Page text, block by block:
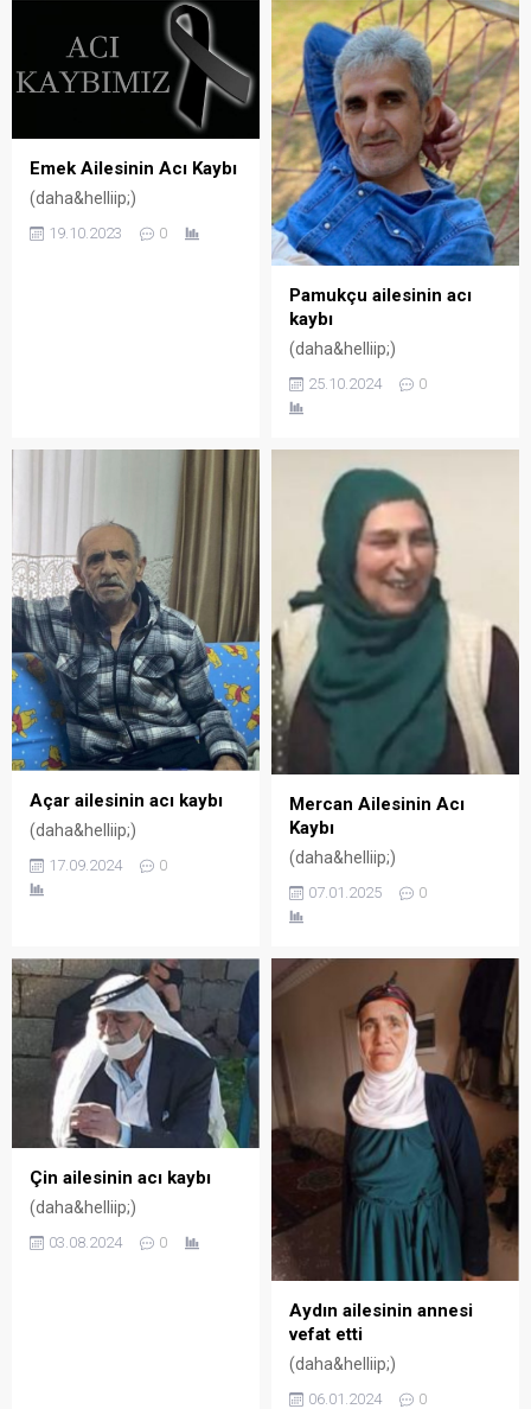
Emek Ailesinin Acı Kaybı
(daha&helliip;)
19.10.2023 0
Pamukçu ailesinin acı
kaybı
(daha&helliip;)
25.10.2024 0
Açar ailesinin acı kaybı
(daha&helliip;)
17.09.2024 0
Mercan Ailesinin Acı
Kaybı
(daha&helliip;)
07.01.2025 0
Çin ailesinin acı kaybı
(daha&helliip;)
03.08.2024 0
Aydın ailesinin annesi
vefat etti
(daha&helliip;)
06.01.2024 0